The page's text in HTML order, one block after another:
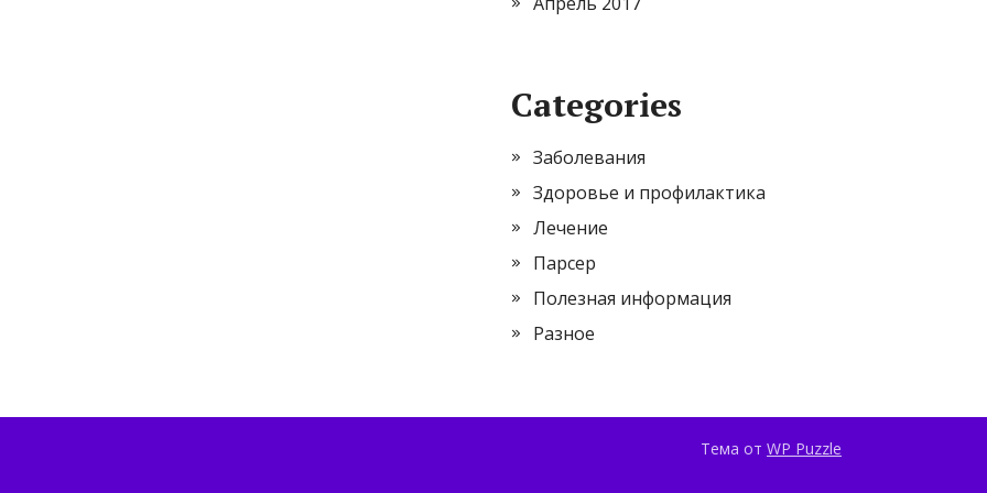
Categories
Заболевания
Здоровье и профилактика
Лечение
Парсер
Полезная информация
Разное
Тема от WP Puzzle